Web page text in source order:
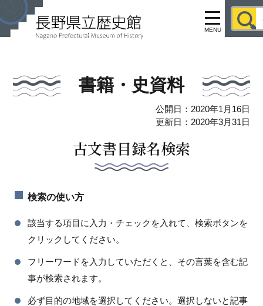
MENU
書籍・史資料
公開日：2020年1月16日
更新日：2020年3月31日
古文書目録名検索
検索の使い方
該当する項目に入力・チェックを入れて、検索ボタンを
クリックしてください。
フリーワードを入力していただくと、その言葉を含む記
事が検索されます。
必ず目的の地域を選択してください。選択しないと記事